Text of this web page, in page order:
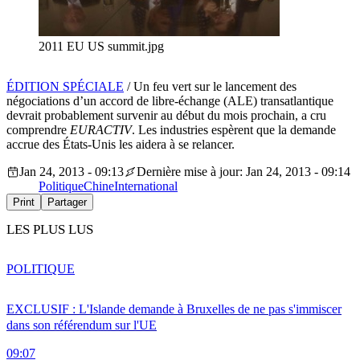
2011 EU US summit.jpg
ÉDITION SPÉCIALE / Un feu vert sur le lancement des
négociations d’un accord de libre-échange (ALE) transatlantique
devrait probablement survenir au début du mois prochain, a cru
comprendre EURACTIV. Les industries espèrent que la demande
accrue des États-Unis les aidera à se relancer.
Jan 24, 2013 - 09:13
Dernière mise à jour: Jan 24, 2013 - 09:14
PolitiqueChineInternational
Print Partager
LES PLUS LUS
EXCLUSIF : L'Islande demande à Bruxelles de ne pas s'immiscer
dans son référendum sur l'UE
09:07
POLITIQUE